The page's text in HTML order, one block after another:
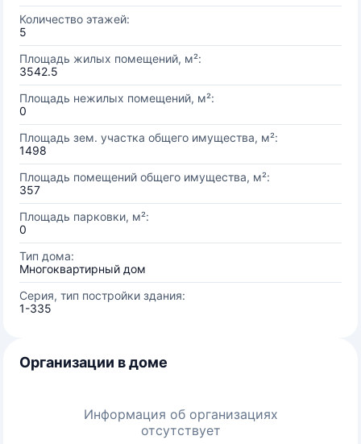
Количество этажей:
5
Площадь жилых помещений, м²:
3542.5
Площадь нежилых помещений, м²:
0
Площадь зем. участка общего имущества, м²:
1498
Площадь помещений общего имущества, м²:
357
Площадь парковки, м²:
0
Тип дома:
Многоквартирный дом
Серия, тип постройки здания:
1-335
Организации в доме
Информация об организациях
отсутствует